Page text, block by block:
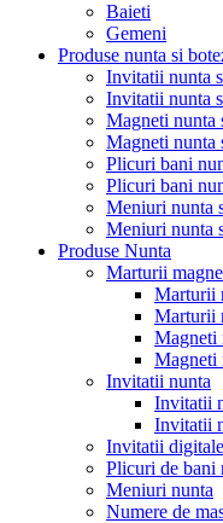
Baieti
Gemeni
Produse nunta si
Invitatii nunta
Invitatii nunta
Magneti nunta
Magneti nunta
Plicuri bani
Plicuri bani
Meniuri nunta
Meniuri nunta
Produse Nunta
Marturii
Marturii
Marturii
Magneti
Magneti
Invitatii nunta
Invitatii
Invitatii
Invitatii
Plicuri de bani
Meniuri nunta
Numere de